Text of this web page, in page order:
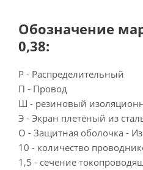
Обозначение
0,38:
Р - Распределительный
П - Провод
Ш - резиновый
Э - Экран плетёный из
О - Защитная оболочка -
10 - количество
1,5 - сечение